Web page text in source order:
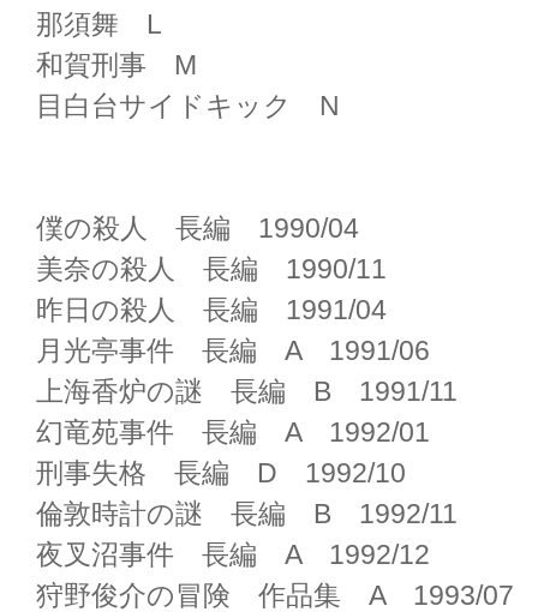
那須舞 L
和賀刑事 M
目白台サイドキック N
僕の殺人 長編 1990/04
美奈の殺人 長編 1990/11
昨日の殺人 長編 1991/04
月光亭事件 長編 A 1991/06
上海香炉の謎 長編 B 1991/11
幻竜苑事件 長編 A 1992/01
刑事失格 長編 D 1992/10
倫敦時計の謎 長編 B 1992/11
夜叉沼事件 長編 A 1992/12
狩野俊介の冒険 作品集 A 1993/07